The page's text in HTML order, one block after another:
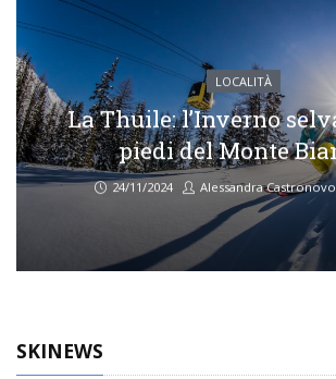
LOCALITÀ
La Thuile: l’Inverno
piedi del Monte
24/11/2024 Alessandra Castronovo
SKINEWS